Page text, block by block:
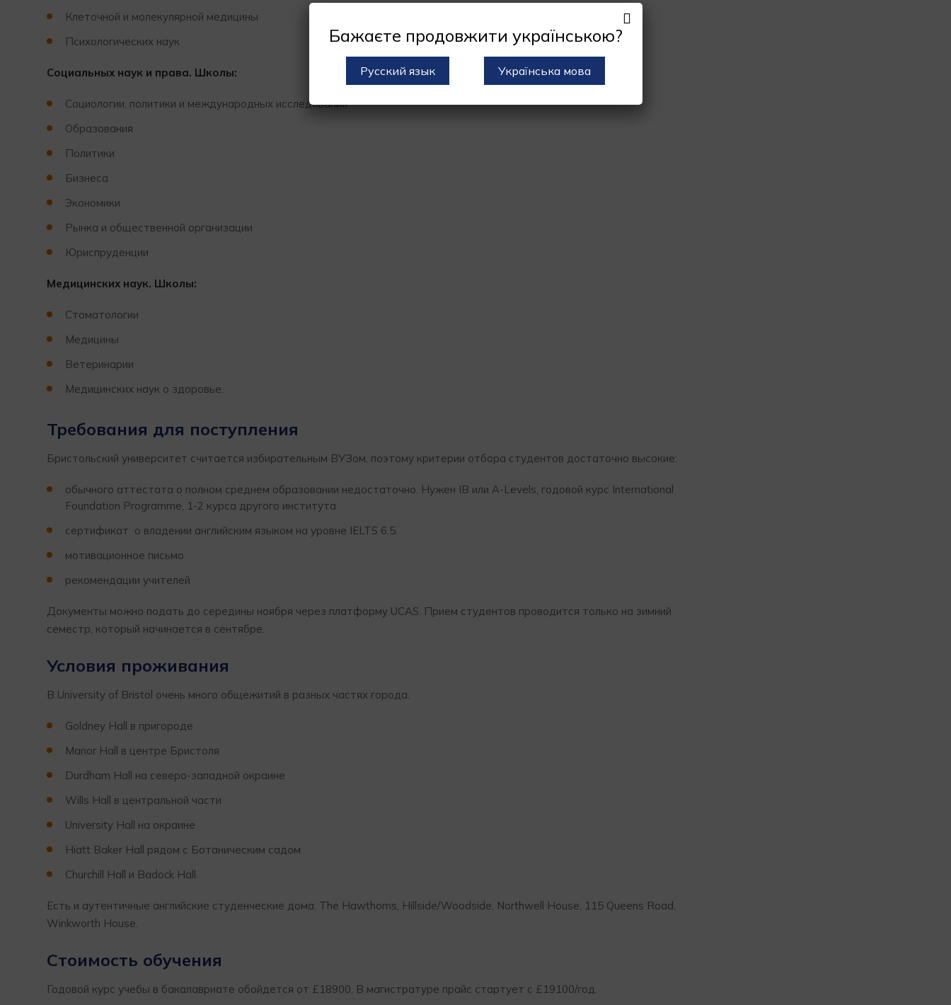
Клеточной и молекулярной медицины
Психологических наук
Социальных наук и права. Школы:
Социологии, политики и международных исследований
Образования
Политики
Бизнеса
Экономики
Рынка и общественной организации
Юриспруденции
Медицинских наук. Школы:
Стоматологии
Медицины
Ветеринарии
Медицинских наук о здоровье.
Требования для поступления
Бристольский университет считается избирательным ВУЗом, поэтому критерии отбора студентов достаточно высокие:
обычного аттестата о полном среднем образовании недостаточно. Нужен IB или A-Levels, годовой курс International
Foundation Programme, 1-2 курса другого института
сертификат о владении английским языком на уровне IELTS 6.5.
мотивационное письмо
рекомендации учителей
Документы можно подать до середины ноября через платформу UCAS. Прием студентов проводится только на зимний
семестр, который начинается в сентябре.
Условия проживания
В University of Bristol очень много общежитий в разных частях города.
Goldney Hall в пригороде
Manor Hall в центре Бристоля
Durdham Hall на северо-западной окраине
Wills Hall в центральной части
University Hall на окраине
Hiatt Baker Hall рядом с Ботаническим садом
Churchill Hall и Badock Hall.
Есть и аутентичные английские студенческие дома: The Hawthorns, Hillside/Woodside, Northwell House, 115 Queens Road,
Winkworth House.
Стоимость обучения
Годовой курс учебы в бакалавриате обойдется от £18900. В магистратуре прайс стартует с £19100/год.
Бажаєте продовжити українською?
Русский язык Українська мова